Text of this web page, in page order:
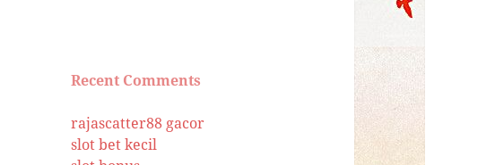
Recent Comments
rajascatter88 gacor
slot bet kecil